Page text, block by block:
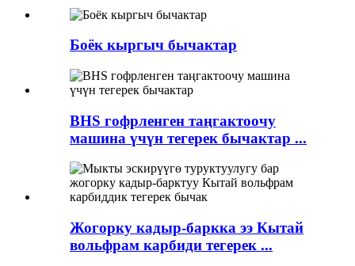
Боёк кыргыч бычактар
BHS гофрленген таңгактоочу
машина үчүн тегерек бычактар ​​...
Жогорку кадыр-баркка ээ Кытай
вольфрам карбиди тегерек ...